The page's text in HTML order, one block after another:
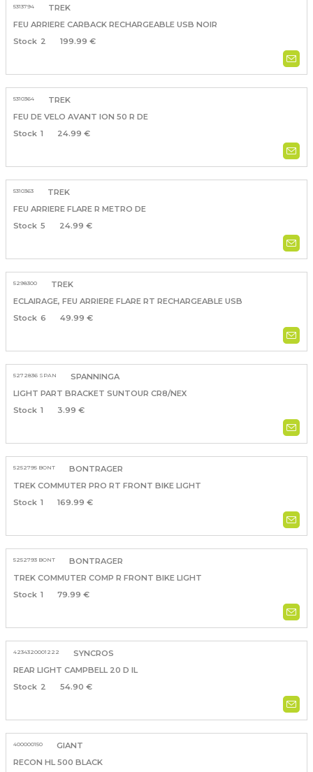
5313794
TREK
FEU ARRIERE CARBACK RECHARGEABLE USB NOIR
2
199.99 €
5310364
TREK
FEU DE VELO AVANT ION 50 R DE
1
24.99 €
5310363
TREK
FEU ARRIERE FLARE R METRO DE
5
24.99 €
5298300
TREK
ECLAIRAGE, FEU ARRIERE FLARE RT RECHARGEABLE USB
6
49.99 €
5272836 SPAN
SPANNINGA
LIGHT PART BRACKET SUNTOUR CR8/NEX
1
3.99 €
5252795 BONT
BONTRAGER
TREK COMMUTER PRO RT FRONT BIKE LIGHT
1
169.99 €
5252793 BONT
BONTRAGER
TREK COMMUTER COMP R FRONT BIKE LIGHT
1
79.99 €
4234320001222
SYNCROS
REAR LIGHT CAMPBELL 20 D IL
2
54.90 €
400000150
GIANT
RECON HL 500 BLACK